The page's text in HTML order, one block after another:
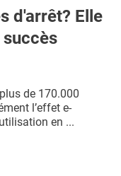
d'arrêt? Elle
de 170.000
l’effet e-
en ...